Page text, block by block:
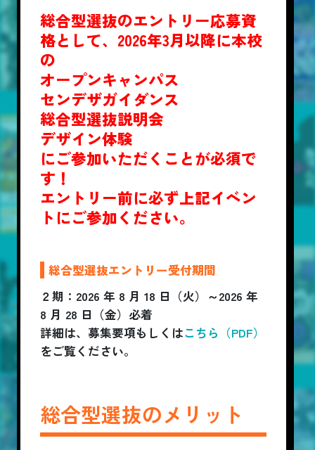
総合型選抜のエントリー応募資
格として、2026年3月以降に本校
の
オープンキャンパス
センデザガイダンス
総合型選抜説明会
デザイン体験
にご参加いただくことが必須で
す！
エントリー前に必ず上記イベン
トにご参加ください。
総合型選抜エントリー受付期間
２期：2026 年 8 月 18 日（火）～2026 年
8 月 28 日（金）必着
詳細は、募集要項もしくはこちら（PDF）
をご覧ください。
総合型選抜のメリット